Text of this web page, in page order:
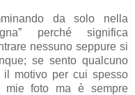
da solo nella
perché significa
nessuno seppure si
se sento qualcuno
il motivo per cui spesso
mie foto ma è sempre